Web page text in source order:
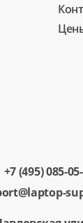
+7 (495) 085-